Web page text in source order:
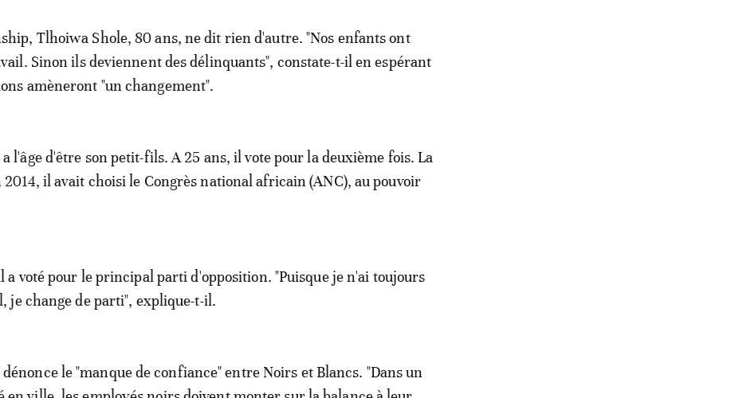
Tlhoiwa Shole, 80 ans, ne dit rien d'autre. "Nos enfants ont
Sinon ils deviennent des délinquants", constate-t-il en espérant
amèneront "un changement".
l'âge d'être son petit-fils. A 25 ans, il vote pour la deuxième fois. La
il avait choisi le Congrès national africain (ANC), au pouvoir
voté pour le principal parti d'opposition. "Puisque je n'ai toujours
je change de parti", explique-t-il.
le "manque de confiance" entre Noirs et Blancs. "Dans un